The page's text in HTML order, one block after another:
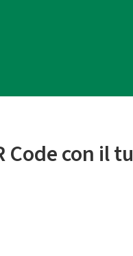
Code con il